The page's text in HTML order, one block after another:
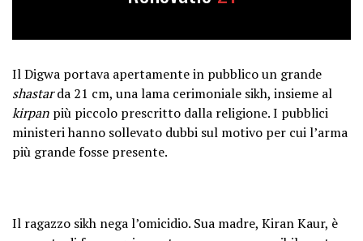
Il Digwa portava apertamente in pubblico un grande
shastarda 21 cm, una lama cerimoniale sikh, insieme al
kirpan più piccolo prescritto dalla religione. I pubblici
ministeri hanno sollevato dubbi sul motivo per cui l’arma
più grande fosse presente.
Il ragazzo sikh nega l’omicidio. Sua madre, Kiran Kaur, è